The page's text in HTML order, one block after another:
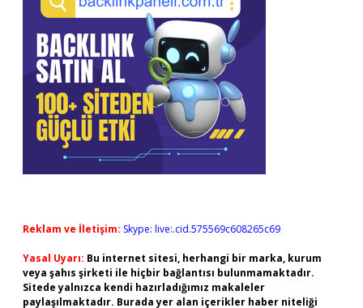
Reklam ve İletişim: Skype: live:.cid.575569c608265c69
Yasal Uyarı: Bu internet sitesi, herhangi bir marka, kurum
veya şahıs şirketi ile hiçbir bağlantısı bulunmamaktadır.
Sitede yalnızca kendi hazırladığımız makaleler
paylaşılmaktadır. Burada yer alan içerikler haber niteliği